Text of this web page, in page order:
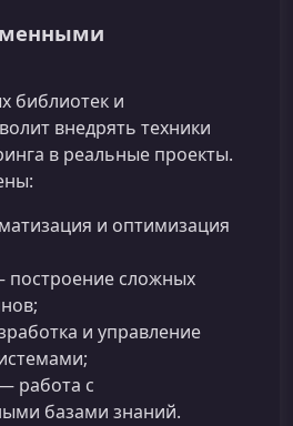
библиотек и
внедрять техники
в реальные проекты.
и оптимизация
сложных
и управление
работа с
базами знаний.